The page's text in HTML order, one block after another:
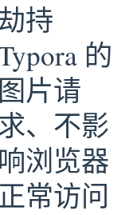
持
的
图片请
、不影
响浏览器
常访问